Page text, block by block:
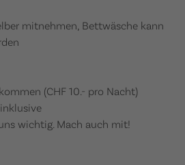
mitnehmen, Bettwäsche kann
(CHF 10.- pro Nacht)
wichtig. Mach auch mit!